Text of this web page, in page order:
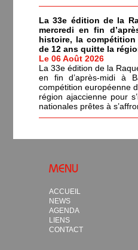
La 33e édition de la
mercredi en fin
histoire, la
de 12 ans quitte la
Le 06 Août 2026
La 33e édition de la
en fin d’après-midi à
compétition européenne
région ajaccienne pour
nationales prêtes à
MENU
ACCUEIL
NEWS
AGENDA
LIENS
CONTACT